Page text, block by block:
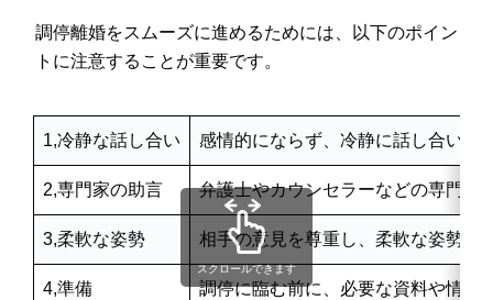
調停離婚をスムーズに進めるためには、以下のポイン
トに注意することが重要です。
1,冷静な話し合い 感情的にならず、冷静に話し合いを
2,専門家の助言 弁護士やカウンセラーなどの専門家
3,柔軟な姿勢 相手の意見を尊重し、柔軟な姿勢で
4,準備 調停に臨む前に、必要な資料や情報
スクロールできます